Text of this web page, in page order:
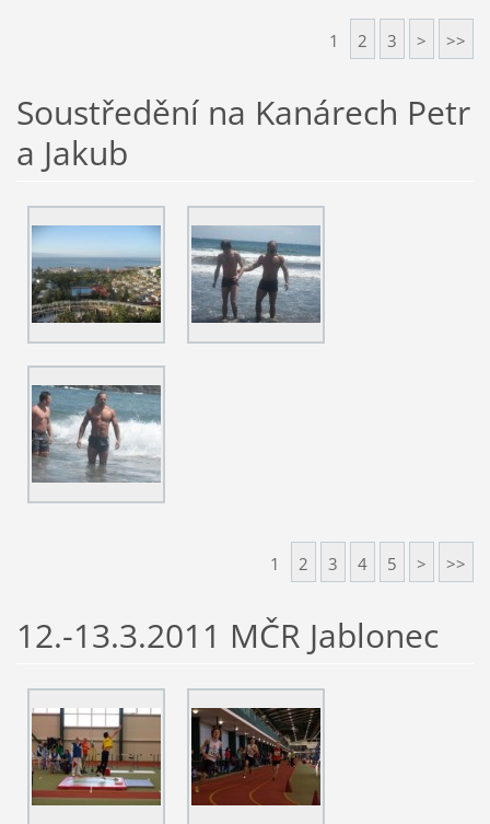
1 2 3 > >>
Soustředění na Kanárech Petr
a Jakub
1 2 3 4 5 > >>
12.-13.3.2011 MČR Jablonec